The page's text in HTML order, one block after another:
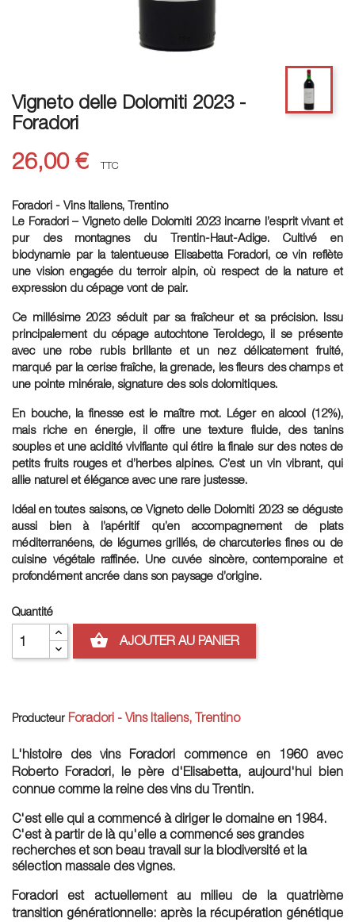
Vigneto delle Dolomiti 2023 -
Foradori
26,00 € TTC
Foradori - Vins Italiens, Trentino
Le Foradori – Vigneto delle Dolomiti 2023 incarne l’esprit vivant et
pur des montagnes du Trentin-Haut-Adige. Cultivé en
biodynamie par la talentueuse Elisabetta Foradori, ce vin reflète
une vision engagée du terroir alpin, où respect de la nature et
expression du cépage vont de pair.
Ce millésime 2023 séduit par sa fraîcheur et sa précision. Issu
principalement du cépage autochtone Teroldego, il se présente
avec une robe rubis brillante et un nez délicatement fruité,
marqué par la cerise fraîche, la grenade, les fleurs des champs et
une pointe minérale, signature des sols dolomitiques.
En bouche, la finesse est le maître mot. Léger en alcool (12%),
mais riche en énergie, il offre une texture fluide, des tanins
souples et une acidité vivifiante qui étire la finale sur des notes de
petits fruits rouges et d’herbes alpines. C’est un vin vibrant, qui
allie naturel et élégance avec une rare justesse.
Idéal en toutes saisons, ce Vigneto delle Dolomiti 2023 se déguste
aussi bien à l’apéritif qu’en accompagnement de plats
méditerranéens, de légumes grillés, de charcuteries fines ou de
cuisine végétale raffinée. Une cuvée sincère, contemporaine et
profondément ancrée dans son paysage d’origine.
Quantité
shopping_basket AJOUTER AU PANIER
Producteur Foradori - Vins Italiens, Trentino
L'histoire des vins Foradori commence en 1960 avec
Roberto Foradori, le père d'Elisabetta, aujourd'hui bien
connue comme la reine des vins du Trentin.
C'est elle qui a commencé à diriger le domaine en 1984.
C'est à partir de là qu'elle a commencé ses grandes
recherches et son beau travail sur la biodiversité et la
sélection massale des vignes.
Foradori est actuellement au milieu de la quatrième
transition générationnelle: après la récupération génétique